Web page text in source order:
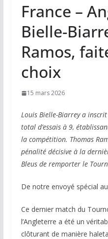
France –
Bielle-
Ramos,
choix
15 mars 2026
Louis Bielle-Biarrey a
total d’essais à 9,
la compétition. Thomas
pénalité décisive à la
Bleus de remporter le
De notre envoyé spécial
Ce dernier match du
l’Angleterre a été un
clôturant de manière